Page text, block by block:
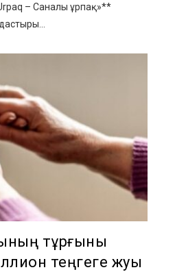
– Саналы ұрпақ»**
тұрғыны
теңгеге жуық